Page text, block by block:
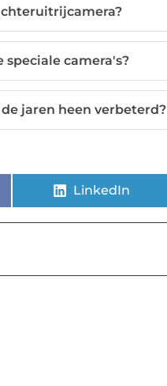
camera's?
jaren heen verbeterd?
LinkedIn